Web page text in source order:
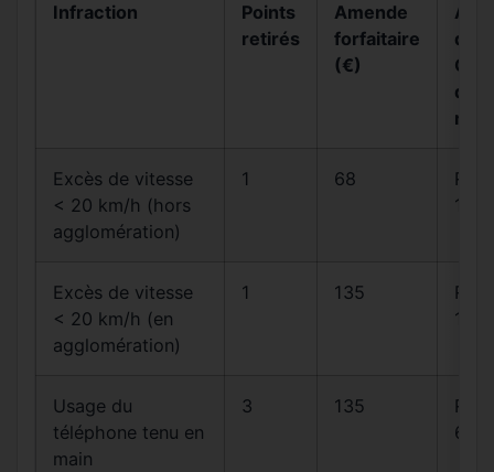
Infraction
Points
retirés
Amende
forfaitaire
(€)
du
de la
Excès de vitesse
< 20 km/h (hors
agglomération)
1 68
14
Excès de vitesse
< 20 km/h (en
agglomération)
1 135
14
Usage du
téléphone tenu en
main
3 135
6-1